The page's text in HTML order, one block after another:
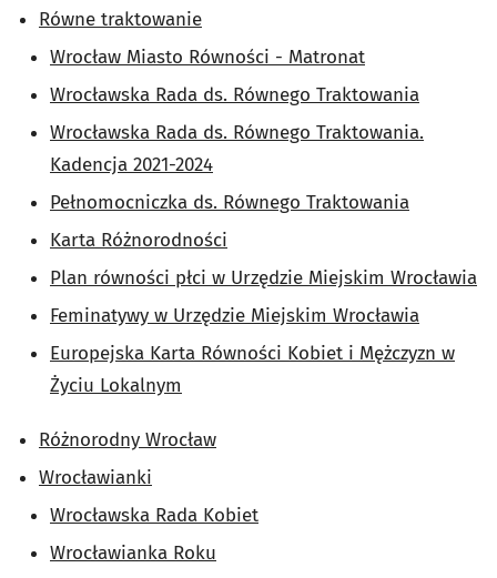
Równe traktowanie
Wrocław Miasto Równości - Matronat
Wrocławska Rada ds. Równego Traktowania
Wrocławska Rada ds. Równego Traktowania.
Kadencja 2021-2024
Pełnomocniczka ds. Równego Traktowania
Karta Różnorodności
Plan równości płci w Urzędzie Miejskim Wrocławia
Feminatywy w Urzędzie Miejskim Wrocławia
Europejska Karta Równości Kobiet i Mężczyzn w
Życiu Lokalnym
Różnorodny Wrocław
Wrocławianki
Wrocławska Rada Kobiet
Wrocławianka Roku